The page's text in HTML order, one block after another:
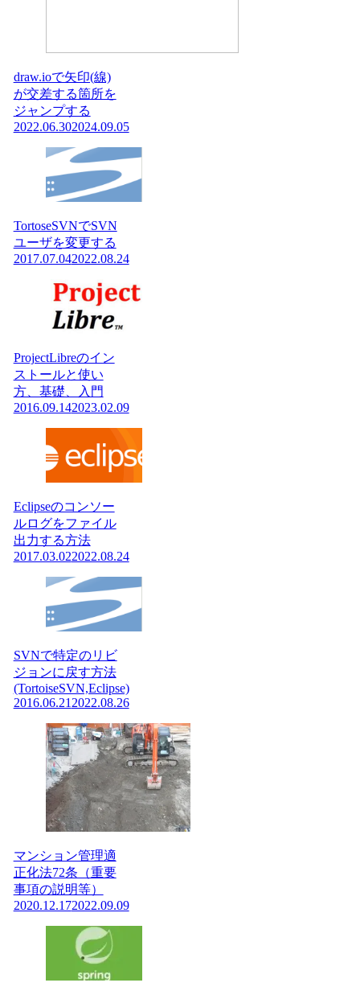
draw.ioで矢印(線)
が交差する箇所を
ジャンプする
2022.06.302024.09.05
TortoseSVNでSVN
ユーザを変更する
2017.07.042022.08.24
ProjectLibreのイン
ストールと使い
方、基礎、入門
2016.09.142023.02.09
Eclipseのコンソー
ルログをファイル
出力する方法
2017.03.022022.08.24
SVNで特定のリビ
ジョンに戻す方法
(TortoiseSVN,Eclipse)
2016.06.21 2022.08.26
マンション管理適
正化法72条（重要
事項の説明等）
2020.12.172022.09.09